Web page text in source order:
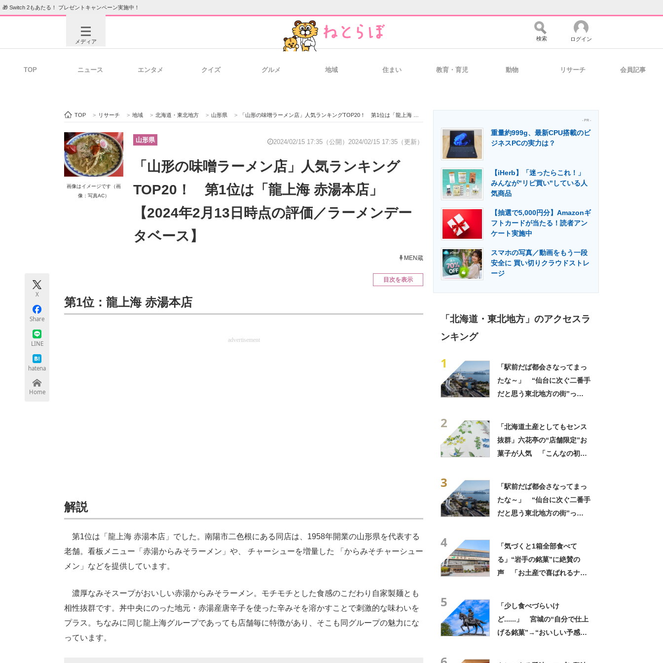
🎁 Switch 2もあたる！ プレゼントキャンペーン実施中！
メディア
ビジネスと働き方のヒント 経営リーダーのコミュニティ マーケ×ITの今がよく分かる
IT製品の技術・比較・事例 製造業のIT導入・活用を支援
エレクトロニクス専門サイト エネルギーの専門メディア 建設×テクノロジーの最前線
検索 ログイン
TOP ニュース エンタメ クイズ グルメ 地域 住まい 教育・育児 動物 リサーチ 会員記事
TOP > リサーチ > 地域 > 北海道・東北地方 > 山形県 > 「山形の味噌ラーメン店」人気ランキングTOP20！ 第1位は「龍上海 赤湯本店」【2024年2月13日時点の評価／ラーメンデータベース】
画像はイメージです（画
像：写真AC）
山形県 2024/02/15 17:35（公開） 2024/02/15 17:35（更新）
「山形の味噌ラーメン店」人気ランキング
TOP20！ 第1位は「龍上海 赤湯本店」
【2024年2月13日時点の評価／ラーメンデー
タベース】
MEN蔵
X
Share
LINE
hatena
Home
目次を表示
第1位：龍上海 赤湯本店
advertisement
解説
第1位は「龍上海 赤湯本店」でした。南陽市二色根にある同店は、1958年開業の山形県を代表する
老舗。看板メニュー「赤湯からみそラーメン」や、 チャーシューを増量した 「からみそチャーシュー
メン」などを提供しています。
濃厚なみそスープがおいしい赤湯からみそラーメン。モチモチとした食感のこだわり自家製麺とも
相性抜群です。丼中央にのった地元・赤湯産唐辛子を使った辛みそを溶かすことで刺激的な味わいを
プラス。ちなみに同じ龍上海グループであっても店舗毎に特徴があり、そこも同グループの魅力にな
っています。
- PR -
重量約999g、最新CPU搭載のビ
ジネスPCの実力は？
【iHerb】「迷ったらこれ！」
みんなが"リピ買い"している人
気商品
【抽選で5,000円分】Amazonギ
フトカードが当たる！読者アン
ケート実施中
スマホの写真／動画をもう一段
安全に 買い切りクラウドストレ
ージ
「北海道・東北地方」のアクセスラ
ンキング
1
「駅前だば都会さなってまっ
たな～」 “仙台に次ぐ二番手
だと思う東北地方の街”っ
2
「北海道土産としてもセンス
抜群」六花亭の“店舗限定”お
菓子が人気 「こんなの初め
3
「駅前だば都会さなってまっ
たな～」 “仙台に次ぐ二番手
だと思う東北地方の街”っ
4
「気づくと1箱全部食べて
る」“岩手の銘菓”に絶賛の
声 「お土産で喜ばれるナン
5
「少し食べづらいけ
ど......」 宮城の“自分で仕上
げる銘菓”→“おいしい予感し